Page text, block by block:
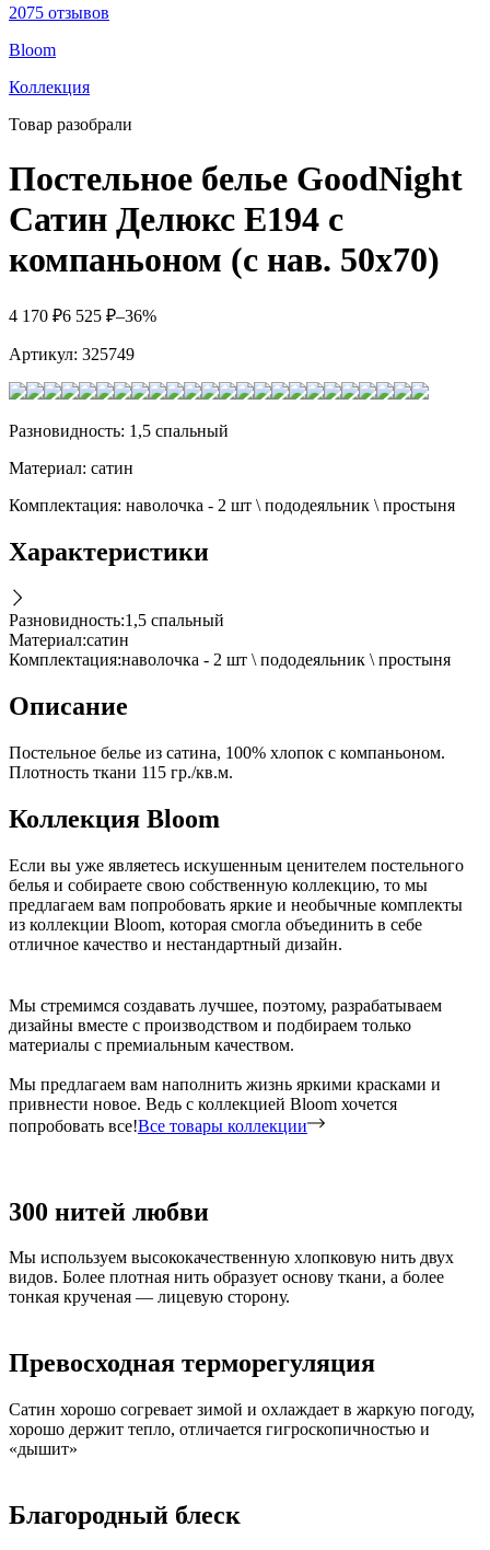
2075 отзывов
Bloom
Коллекция
Товар разобрали
Постельное белье GoodNight
Сатин Делюкс E194 с
компаньоном (с нав. 50х70)
4 170 ₽6 525 ₽–36%
Артикул: 325749
Разновидность: 1,5 спальный
Материал: сатин
Комплектация: наволочка - 2 шт \ пододеяльник \ простыня
Характеристики
Разновидность:1,5 спальный
Материал:сатин
Комплектация:наволочка - 2 шт \ пододеяльник \ простыня
Описание
Постельное белье из сатина, 100% хлопок с компаньоном.
Плотность ткани 115 гр./кв.м.
Коллекция Bloom
Если вы уже являетесь искушенным ценителем постельного
белья и собираете свою собственную коллекцию, то мы
предлагаем вам попробовать яркие и необычные комплекты
из коллекции Bloom, которая смогла объединить в себе
отличное качество и нестандартный дизайн.
Мы стремимся создавать лучшее, поэтому, разрабатываем
дизайны вместе с производством и подбираем только
материалы с премиальным качеством.
Мы предлагаем вам наполнить жизнь яркими красками и
привнести новое. Ведь с коллекцией Bloom хочется
попробовать все!Все товары коллекции
300 нитей любви
Мы используем высококачественную хлопковую нить двух
видов. Более плотная нить образует основу ткани, а более
тонкая крученая — лицевую сторону.
Превосходная терморегуляция
Сатин хорошо согревает зимой и охлаждает в жаркую погоду,
хорошо держит тепло, отличается гигроскопичностью и
«дышит»
Благородный блеск